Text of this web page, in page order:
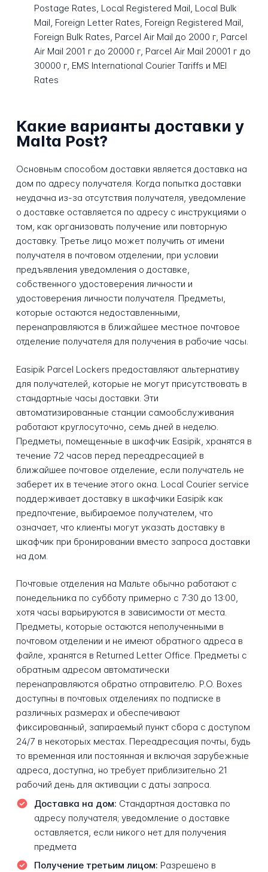
Postage Rates, Local Registered Mail, Local Bulk
Mail, Foreign Letter Rates, Foreign Registered Mail,
Foreign Bulk Rates, Parcel Air Mail до 2000 г, Parcel
Air Mail 2001 г до 20000 г, Parcel Air Mail 20001 г до
30000 г, EMS International Courier Tariffs и MEI
Rates
Какие варианты доставки у
Malta Post?
Основным способом доставки является доставка на
дом по адресу получателя. Когда попытка доставки
неудачна из-за отсутствия получателя, уведомление
о доставке оставляется по адресу с инструкциями о
том, как организовать получение или повторную
доставку. Третье лицо может получить от имени
получателя в почтовом отделении, при условии
предъявления уведомления о доставке,
собственного удостоверения личности и
удостоверения личности получателя. Предметы,
которые остаются недоставленными,
перенаправляются в ближайшее местное почтовое
отделение получателя для получения в рабочие часы.
Easipik Parcel Lockers предоставляют альтернативу
для получателей, которые не могут присутствовать в
стандартные часы доставки. Эти
автоматизированные станции самообслуживания
работают круглосуточно, семь дней в неделю.
Предметы, помещенные в шкафчик Easipik, хранятся в
течение 72 часов перед переадресацией в
ближайшее почтовое отделение, если получатель не
заберет их в течение этого окна. Local Courier service
поддерживает доставку в шкафчики Easipik как
предпочтение, выбираемое получателем, что
означает, что клиенты могут указать доставку в
шкафчик при бронировании вместо запроса доставки
на дом.
Почтовые отделения на Мальте обычно работают с
понедельника по субботу примерно с 7:30 до 13:00,
хотя часы варьируются в зависимости от места.
Предметы, которые остаются неполученными в
почтовом отделении и не имеют обратного адреса в
файле, хранятся в Returned Letter Office. Предметы с
обратным адресом автоматически
перенаправляются обратно отправителю. P.O. Boxes
доступны в почтовых отделениях по подписке в
различных размерах и обеспечивают
фиксированный, запираемый пункт сбора с доступом
24/7 в некоторых местах. Переадресация почты, будь
то временная или постоянная и включая зарубежные
адреса, доступна, но требует приблизительно 21
рабочий день для активации с даты запроса.
Доставка на дом: Стандартная доставка по
адресу получателя; уведомление о доставке
оставляется, если никого нет для получения
предмета
Получение третьим лицом: Разрешено в